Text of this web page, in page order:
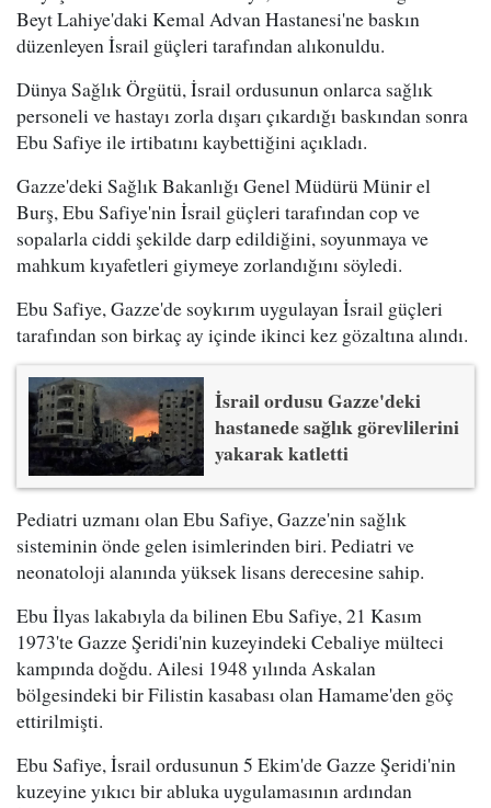
Beyt Lahiye'daki Kemal Advan Hastanesi'ne baskın
düzenleyen İsrail güçleri tarafından alıkonuldu.
Dünya Sağlık Örgütü, İsrail ordusunun onlarca sağlık
personeli ve hastayı zorla dışarı çıkardığı baskından sonra
Ebu Safiye ile irtibatını kaybettiğini açıkladı.
Gazze'deki Sağlık Bakanlığı Genel Müdürü Münir el
Burş, Ebu Safiye'nin İsrail güçleri tarafından cop ve
sopalarla ciddi şekilde darp edildiğini, soyunmaya ve
mahkum kıyafetleri giymeye zorlandığını söyledi.
Ebu Safiye, Gazze'de soykırım uygulayan İsrail güçleri
tarafından son birkaç ay içinde ikinci kez gözaltına alındı.
İsrail ordusu Gazze'deki
hastanede sağlık görevlilerini
yakarak katletti
Pediatri uzmanı olan Ebu Safiye, Gazze'nin sağlık
sisteminin önde gelen isimlerinden biri. Pediatri ve
neonatoloji alanında yüksek lisans derecesine sahip.
Ebu İlyas lakabıyla da bilinen Ebu Safiye, 21 Kasım
1973'te Gazze Şeridi'nin kuzeyindeki Cebaliye mülteci
kampında doğdu. Ailesi 1948 yılında Askalan
bölgesindeki bir Filistin kasabası olan Hamame'den göç
ettirilmişti.
Ebu Safiye, İsrail ordusunun 5 Ekim'de Gazze Şeridi'nin
kuzeyine yıkıcı bir abluka uygulamasının ardından